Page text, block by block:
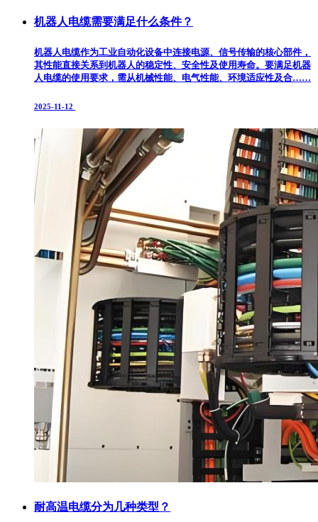
机器人电缆需要满足什么条件？
机器人电缆作为工业自动化设备中连接电源、信号传输的核心部件，
其性能直接关系到机器人的稳定性、安全性及使用寿命。要满足机器
人电缆的使用要求，需从机械性能、电气性能、环境适应性及合……
2025-11-12
耐高温电缆分为几种类型？